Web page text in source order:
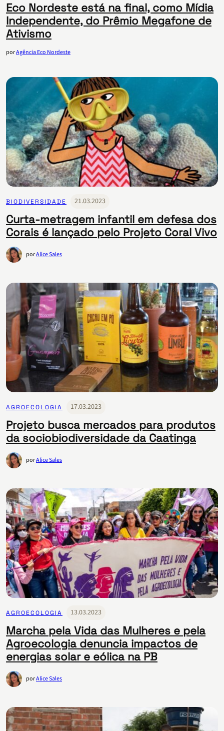
Eco Nordeste está na final, como Mídia
Independente, do Prêmio Megafone de
Ativismo
porAgência Eco Nordeste
BIODIVERSIDADE 21.03.2023
Curta-metragem infantil em defesa dos
Corais é lançado pelo Projeto Coral Vivo
porAlice Sales
AGROECOLOGIA 17.03.2023
Projeto busca mercados para produtos
da sociobiodiversidade da Caatinga
porAlice Sales
AGROECOLOGIA 13.03.2023
Marcha pela Vida das Mulheres e pela
Agroecologia denuncia impactos de
energias solar e eólica na PB
porAlice Sales